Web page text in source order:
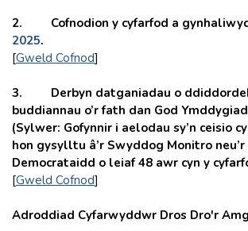
2. Cofnodion y cyfarfod a
2025.
[Gweld Cofnod]
3. Derbyn datganiadau o
buddiannau o’r fath dan God
(Sylwer: Gofynnir i aelodau sy’n ceisio
hon gysylltu â’r Swyddog Monitro
Democrataidd o leiaf 48 awr cyn y
[Gweld Cofnod]
Adroddiad Cyfarwyddwr Dros Dro'r